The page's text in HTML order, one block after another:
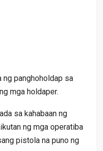
ng panghoholdap sa
mga holdaper.
sa kahabaan ng
ng mga operatiba
pistola na puno ng